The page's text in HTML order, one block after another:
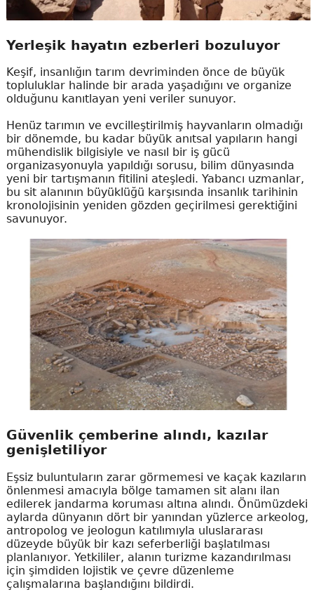
Yerleşik hayatın ezberleri bozuluyor
Keşif, insanlığın tarım devriminden önce de büyük
topluluklar halinde bir arada yaşadığını ve organize
olduğunu kanıtlayan yeni veriler sunuyor.
Henüz tarımın ve evcilleştirilmiş hayvanların olmadığı
bir dönemde, bu kadar büyük anıtsal yapıların hangi
mühendislik bilgisiyle ve nasıl bir iş gücü
organizasyonuyla yapıldığı sorusu, bilim dünyasında
yeni bir tartışmanın fitilini ateşledi. Yabancı uzmanlar,
bu sit alanının büyüklüğü karşısında insanlık tarihinin
kronolojisinin yeniden gözden geçirilmesi gerektiğini
savunuyor.
Güvenlik çemberine alındı, kazılar
genişletiliyor
Eşsiz buluntuların zarar görmemesi ve kaçak kazıların
önlenmesi amacıyla bölge tamamen sit alanı ilan
edilerek jandarma koruması altına alındı. Önümüzdeki
aylarda dünyanın dört bir yanından yüzlerce arkeolog,
antropolog ve jeologun katılımıyla uluslararası
düzeyde büyük bir kazı seferberliği başlatılması
planlanıyor. Yetkililer, alanın turizme kazandırılması
için şimdiden lojistik ve çevre düzenleme
çalışmalarına başlandığını bildirdi.